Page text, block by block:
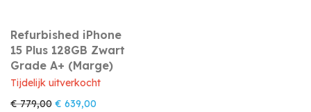
Refurbished iPhone
15 Plus 128GB Zwart
Grade A+ (Marge)
Tijdelijk uitverkocht
€779,00 Oorspronkelijke prijs was: € 779,00.
€ 639,00